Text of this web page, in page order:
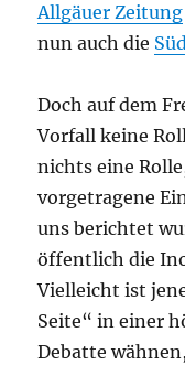
Allgäuer Zeitung
nun auch die
Doch auf dem
Vorfall keine
nichts eine
vorgetragene
uns berichtet
öffentlich die
Vielleicht ist
Seite“ in einer
Debatte